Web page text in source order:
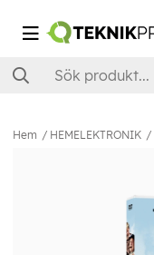
Hem HEMELEKTRONIK